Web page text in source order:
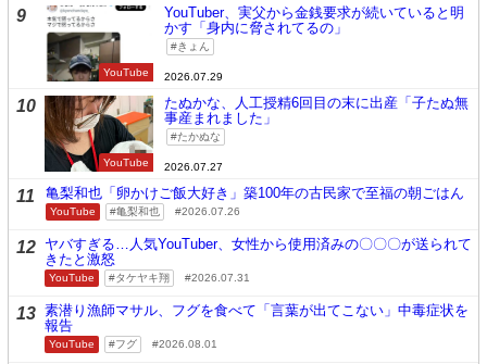
9
YouTube
YouTuber、実父から金銭要求が続いていると明
かす「身内に脅されてるの」
きょん
2026.07.29
10
YouTube
たぬかな、人工授精6回目の末に出産「子たぬ無
事産まれました」
たかぬな
2026.07.27
11 亀梨和也「卵かけご飯大好き」築100年の古民家で至福の朝ごはん
YouTube 亀梨和也 2026.07.26
12 ヤバすぎる…人気YouTuber、女性から使用済みの〇〇〇が送られて
きたと激怒
YouTube タケヤキ翔 2026.07.31
13 素潜り漁師マサル、フグを食べて「言葉が出てこない」中毒症状を
報告
YouTube フグ 2026.08.01